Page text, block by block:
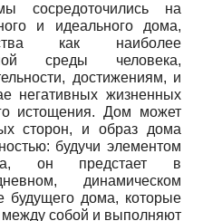
сосредоточились на
и идеального дома,
как наиболее
среды человека,
достижениям, и
негативных жизненных
истощения. Дом может
сторон, и образ дома
будучи элементом
он предстает в
динамическом
будущего дома, которые
собой и выполняют